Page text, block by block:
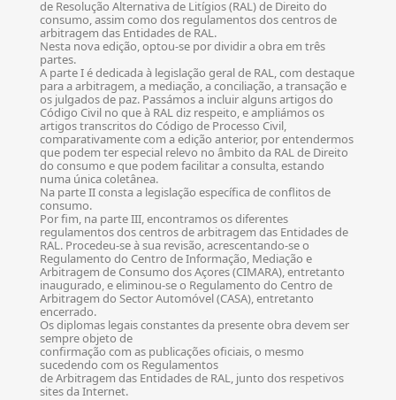
de Resolução Alternativa de Litígios (RAL) de Direito do
consumo, assim como dos regulamentos dos centros de
arbitragem das Entidades de RAL.
Nesta nova edição, optou-se por dividir a obra em três
partes.
A parte I é dedicada à legislação geral de RAL, com destaque
para a arbitragem, a mediação, a conciliação, a transação e
os julgados de paz. Passámos a incluir alguns artigos do
Código Civil no que à RAL diz respeito, e ampliámos os
artigos transcritos do Código de Processo Civil,
comparativamente com a edição anterior, por entendermos
que podem ter especial relevo no âmbito da RAL de Direito
do consumo e que podem facilitar a consulta, estando
numa única coletânea.
Na parte II consta a legislação específica de conflitos de
consumo.
Por fim, na parte III, encontramos os diferentes
regulamentos dos centros de arbitragem das Entidades de
RAL. Procedeu-se à sua revisão, acrescentando-se o
Regulamento do Centro de Informação, Mediação e
Arbitragem de Consumo dos Açores (CIMARA), entretanto
inaugurado, e eliminou-se o Regulamento do Centro de
Arbitragem do Sector Automóvel (CASA), entretanto
encerrado.
Os diplomas legais constantes da presente obra devem ser
sempre objeto de
confirmação com as publicações oficiais, o mesmo
sucedendo com os Regulamentos
de Arbitragem das Entidades de RAL, junto dos respetivos
sites da Internet.